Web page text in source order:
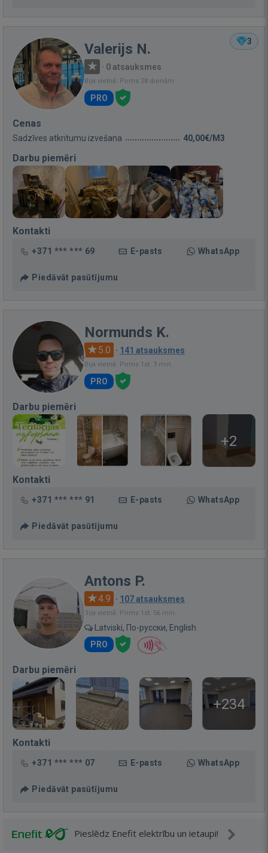
3
Valerijs N.
· 0 atsauksmes
Bija vietnē: Pirms 28 dienām
PRO
Cenas
Sadzīves atkritumu izvešana 40,00€/M3
Darbu piemēri
Kontakti
+371 *** *** 69 E-pasts WhatsApp
Piedāvāt pasūtījumu
Normunds K.
5.0 · 141 atsauksmes
Bija vietnē: Pirms 1st. 3 min.
PRO
Darbu piemēri
+2
Kontakti
+371 *** *** 91 E-pasts WhatsApp
Piedāvāt pasūtījumu
Antons P.
4.9 · 107 atsauksmes
Bija vietnē: Pirms 1st. 56 min.
Latviski, По-русски, English
PRO
Darbu piemēri
+234
Kontakti
+371 *** *** 07 E-pasts WhatsApp
Piedāvāt pasūtījumu
Pieslēdz Enefit elektrību un ietaupi!